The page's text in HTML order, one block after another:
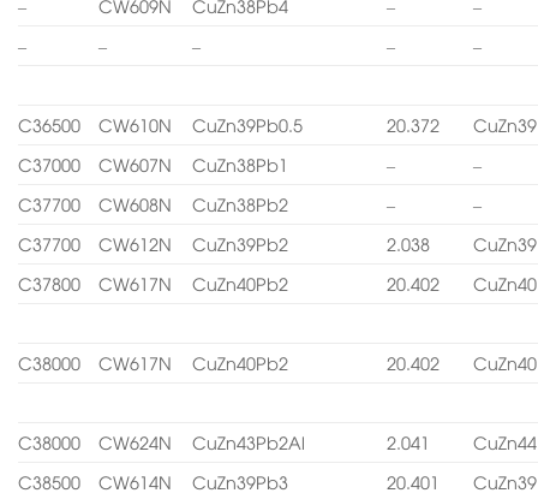
– CW609N CuZn38Pb4 –
–
–
– – – –
C36500 CW610N CuZn39Pb0.5 20.372
C37000
CW607N CuZn38Pb1 –
–
C37700
CW608N CuZn38Pb2 –
–
C37700
CW612N CuZn39Pb2 2.038
C37800
CW617N CuZn40Pb2 20.402
C38000 CW617N CuZn40Pb2 20.402
C38000 CW624N CuZn43Pb2Al 2.041
C38500
CW614N CuZn39Pb3 20.401